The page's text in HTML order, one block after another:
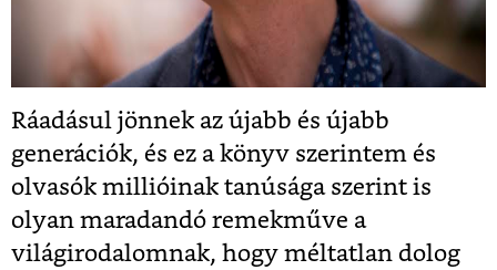
Ráadásul jönnek az újabb és újabb
generációk, és ez a könyv szerintem és
olvasók millióinak tanúsága szerint is
olyan maradandó remekműve a
világirodalomnak, hogy méltatlan dolog